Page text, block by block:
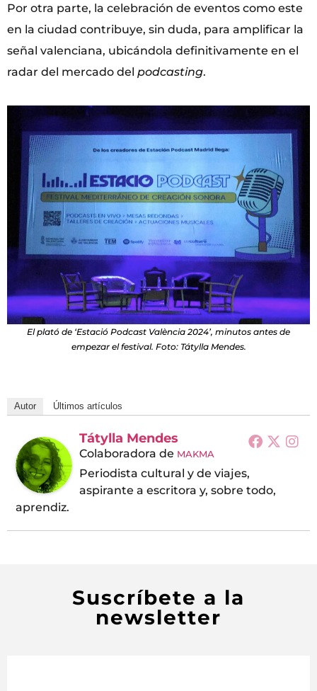
Por otra parte, la celebración de eventos como este
en la ciudad contribuye, sin duda, para amplificar la
señal valenciana, ubicándola definitivamente en el
radar del mercado del podcasting.
El plató de ‘Estació Podcast València 2024’, minutos antes de
empezar el festival. Foto: Tátylla Mendes.
Autor Últimos artículos
Tátylla Mendes
Colaboradora de MAKMA
Periodista cultural y de viajes,
aspirante a escritora y, sobre todo,
aprendiz.
Suscríbete a la
newsletter